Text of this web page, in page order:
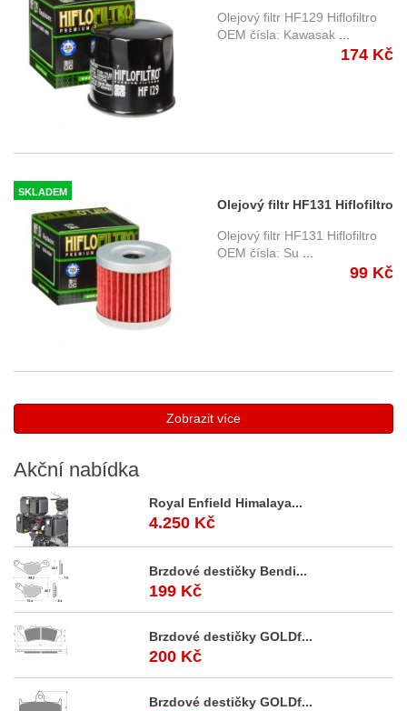
Olejový filtr HF129 Hiflofiltro
OEM čísla: Kawasak
174 Kč
SKLADEM
Olejový filtr HF131 Hiflofiltro
Olejový filtr HF131 Hiflofiltro
OEM čísla: Su
99 Kč
Zobrazit více
Akční nabídka
Royal Enfield Himalaya...
4.250 Kč
Brzdové destičky Bendi...
199 Kč
Brzdové destičky GOLDf...
200 Kč
Brzdové destičky GOLDf...